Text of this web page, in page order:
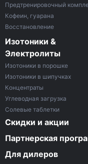
Предтренировочный
Кофеин, гуарана
Восстановление
Изотоники &
Электролиты
Изотоники в порошке
Изотоники в шипучках
Концентраты
Углеводная загрузка
Солевые таблетки
Скидки и акции
Партнерская
Для дилеров